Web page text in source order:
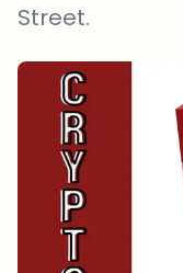
Street.